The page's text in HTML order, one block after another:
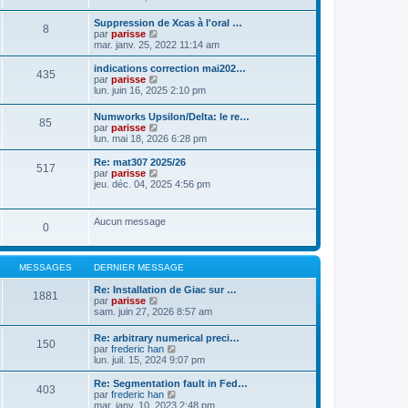
a
g
e
e
r
e
d
e
n
i
e
m
s
s
a
g
s
u
l
t
e
r
l
e
d
e
r
n
i
e
r
m
e
a
e
8
Suppression de Xcas à l'oral …
par parisse
o
n
s
l
e
r
e
d
e
n
e
r
m
s
s
a
e
mar. janv. 25, 2022 11:14 am
435
indications correction mai202…
par parisse
o
u
l
t
e
r
e
e
r
e
r
e
s
s
a
g
e
lun. juin 16, 2025 2:10 pm
85
Numworks Upsilon/Delta: le re…
par parisse
o
n
s
l
l
d
e
r
n
i
r
m
e
s
s
a
e
lun. mai 18, 2026 6:28 pm
517
Re: mat307 2025/26
par parisse
o
l
e
r
l
e
d
r
n
i
e
r
m
e
s
s
jeu. déc. 04, 2025 4:56 pm
0 Aucun message
MESSAGES DERNIER MESSAGE
1881
Re: Installation de Giac sur …
par parisse
o
u
l
t
e
r
l
sam. juin 27, 2026 8:57 am
150
Re: arbitrary numerical preci…
par frederic han
o
n
s
lun. juil. 15, 2024 9:07 pm
403
Re: Segmentation fault in Fed…
par frederic han
o
mar. janv. 10, 2023 2:48 pm